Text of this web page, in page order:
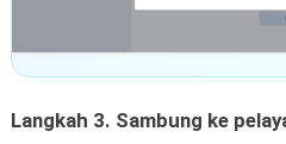
Langkah 3. Sambung ke